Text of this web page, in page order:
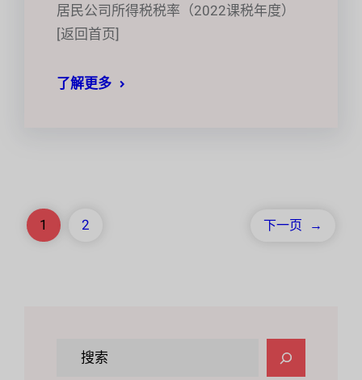
居民公司所得税税率（2022课税年度）
[返回首页]
了解更多
1 2 下一页 →